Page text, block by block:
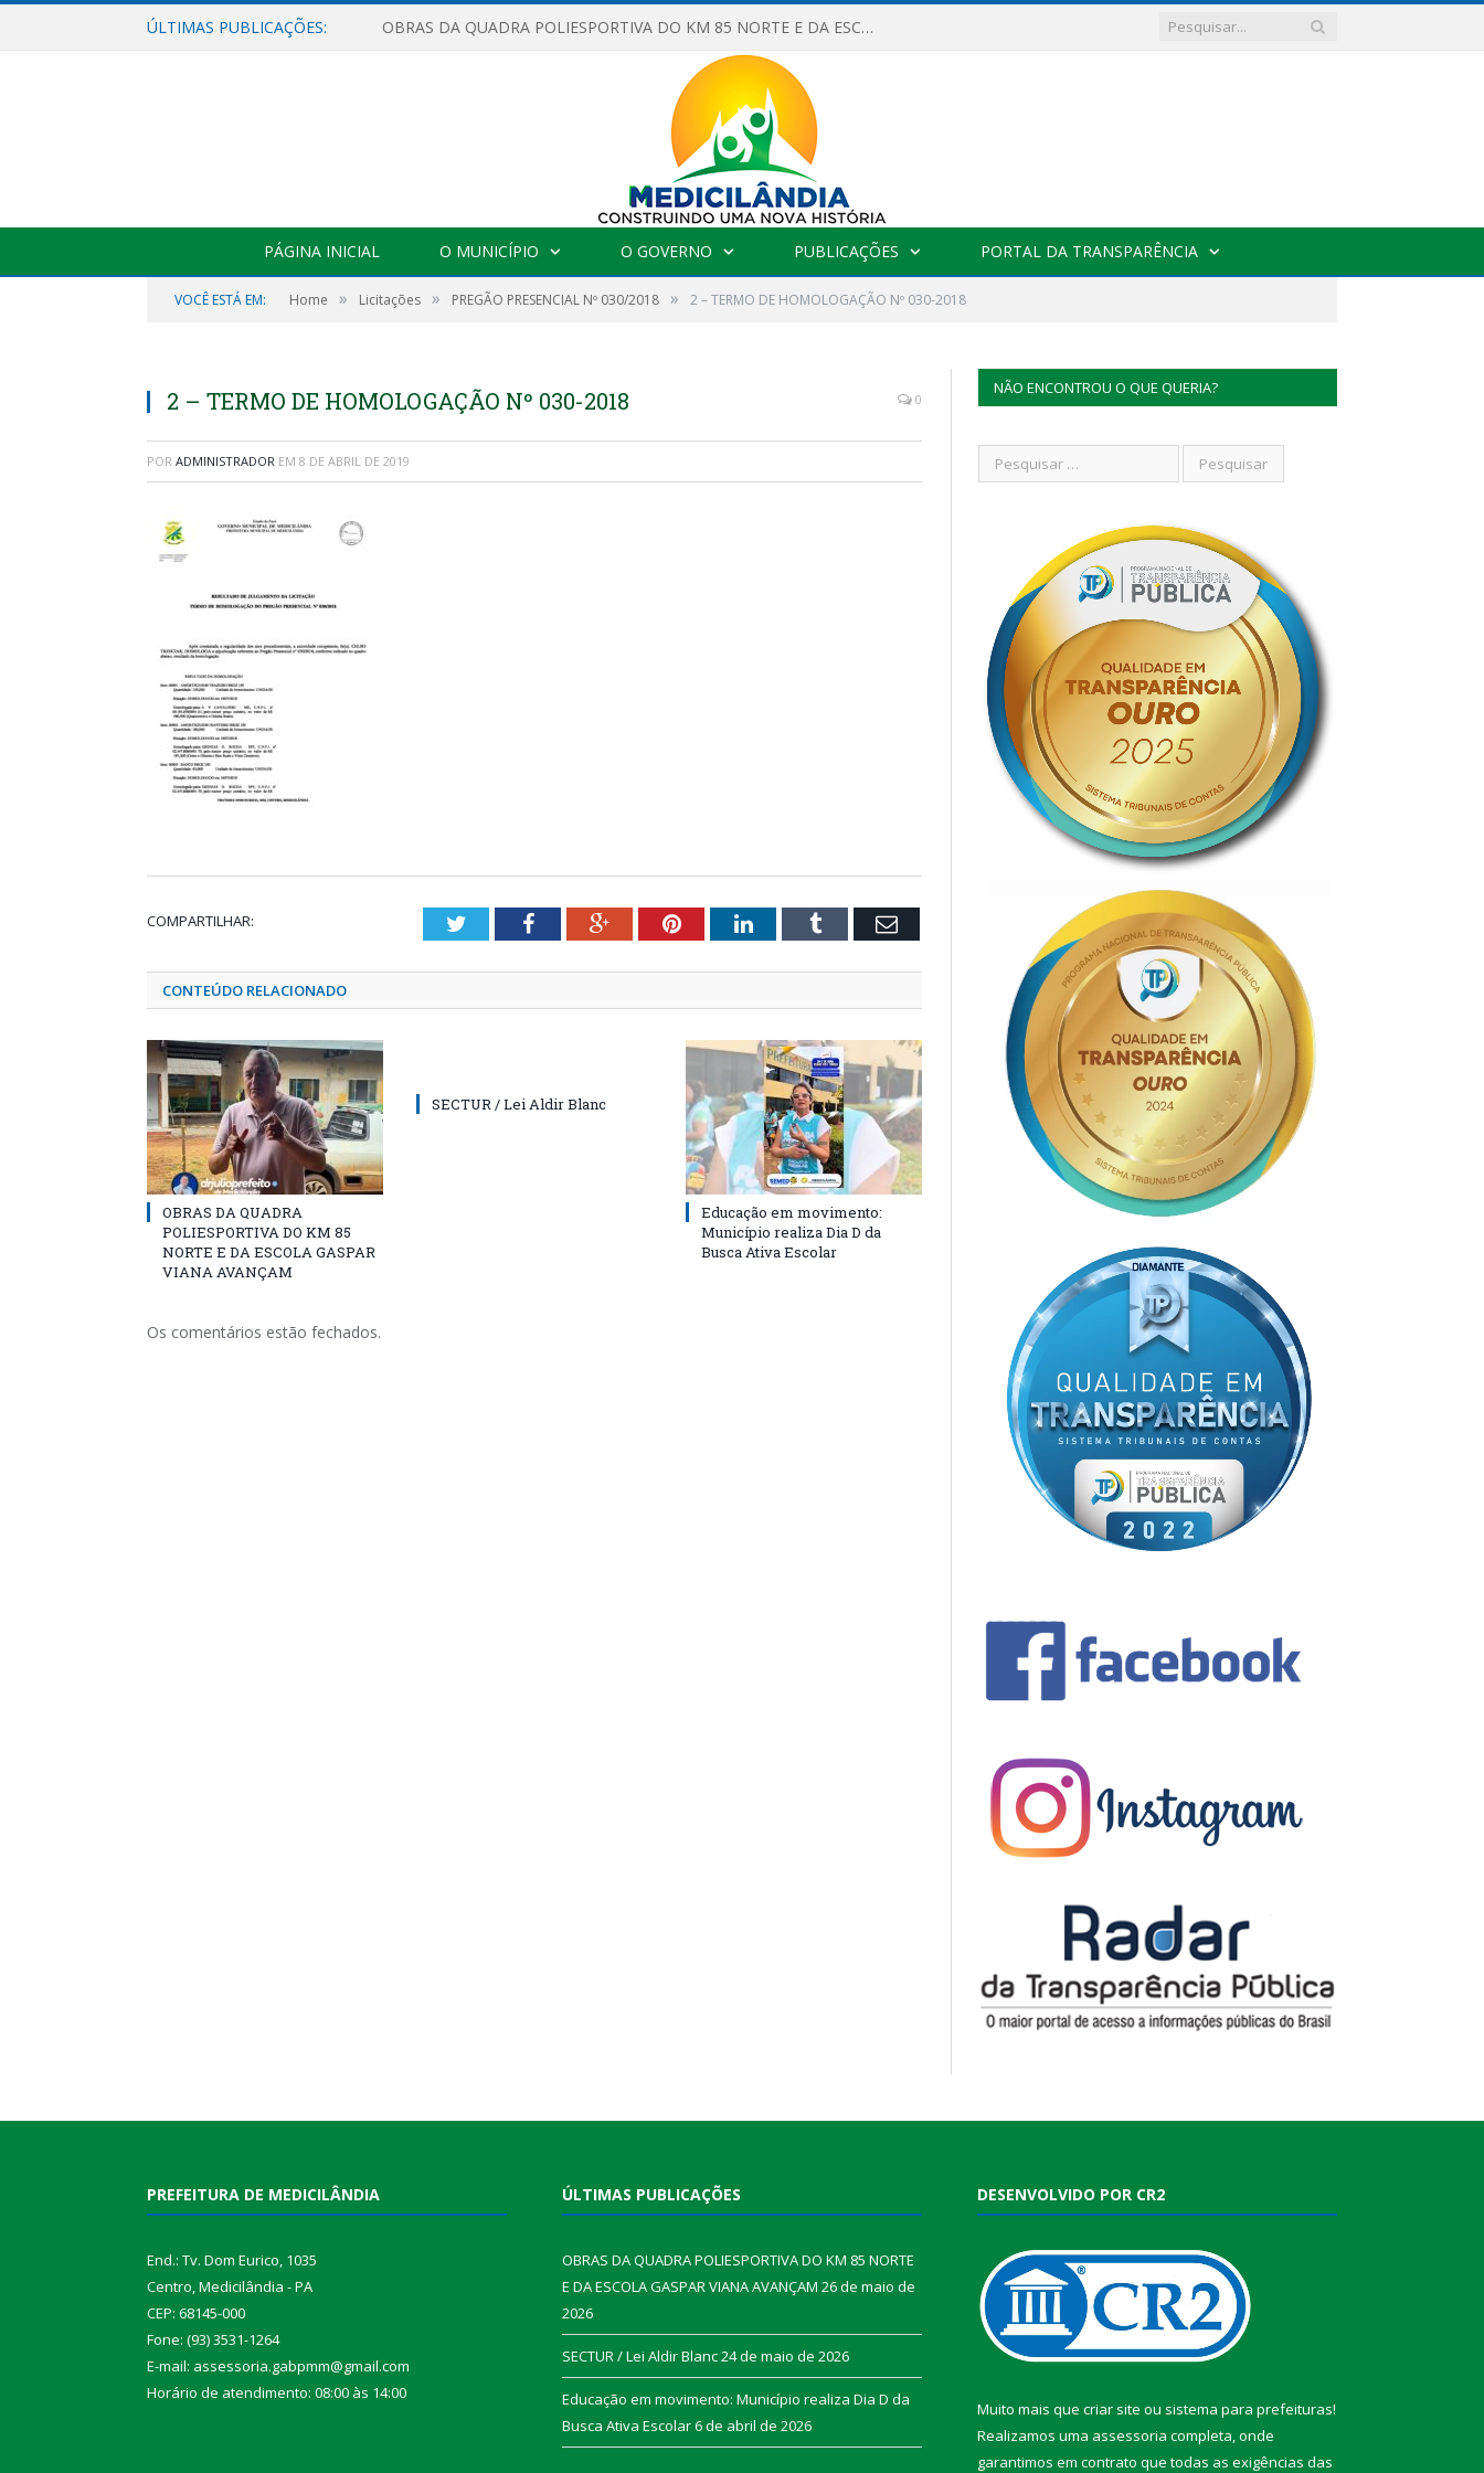
ÚLTIMAS PUBLICAÇÕES: OBRAS DA QUADRA POLIESPORTIVA DO KM 85 NORTE E DA ESCOLA GASPAR VIANA AVANÇAM
PÁGINA INICIAL O MUNICÍPIO O GOVERNO PUBLICAÇÕES PORTAL DA TRANSPARÊNCIA
VOCÊ ESTÁ EM: Home » Licitações » PREGÃO PRESENCIAL Nº 030/2018 » 2 – TERMO DE HOMOLOGAÇÃO Nº 030-2018
2 – TERMO DE HOMOLOGAÇÃO Nº 030-2018 0
POR ADMINISTRADOR EM 8 DE ABRIL DE 2019
COMPARTILHAR: TwitterFacebookGoogle+PinterestLinkedInTumblr Email
CONTEÚDO RELACIONADO
OBRAS DA QUADRA
POLIESPORTIVA DO KM 85
NORTE E DA ESCOLA GASPAR
VIANA AVANÇAM
SECTUR / Lei Aldir Blanc
Educação em movimento:
Município realiza Dia D da
Busca Ativa Escolar
Os comentários estão fechados.
NÃO ENCONTROU O QUE QUERIA?
PREFEITURA DE MEDICILÂNDIA
End.: Tv. Dom Eurico, 1035
Centro, Medicilândia - PA
CEP: 68145-000
Fone: (93) 3531-1264
E-mail: assessoria.gabpmm@gmail.com
Horário de atendimento: 08:00 às 14:00
ÚLTIMAS PUBLICAÇÕES
OBRAS DA QUADRA POLIESPORTIVA DO KM 85 NORTE
E DA ESCOLA GASPAR VIANA AVANÇAM 26 de maio de
2026
SECTUR / Lei Aldir Blanc24 de maio de 2026
Educação em movimento: Município realiza Dia D da
Busca Ativa Escolar6 de abril de 2026
DESENVOLVIDO POR CR2
Muito mais que criar site ou sistema para prefeituras!
Realizamos uma assessoria completa, onde
garantimos em contrato que todas as exigências das